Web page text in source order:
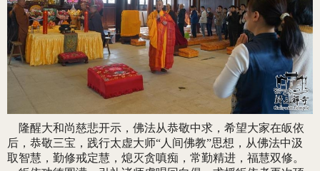
隆醒大和尚慈悲开示，佛法从恭敬中求，希望大家在皈依
后，恭敬三宝，践行太虚大师“人间佛教”思想，从佛法中汲
取智慧，勤修戒定慧，熄灭贪嗔痴，常勤精进，福慧双修。